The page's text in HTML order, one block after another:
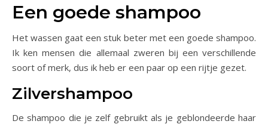
Een goede shampoo
Het wassen gaat een stuk beter met een goede shampoo.
Ik ken mensen die allemaal zweren bij een verschillende
soort of merk, dus ik heb er een paar op een rijtje gezet.
Zilvershampoo
De shampoo die je zelf gebruikt als je geblondeerde haar